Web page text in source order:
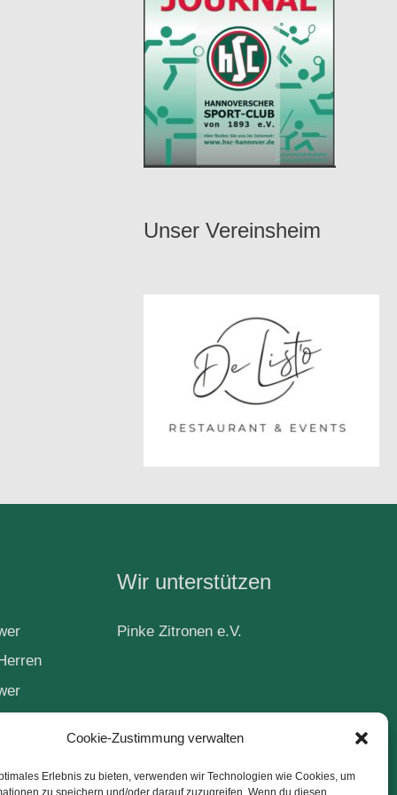
Cookie-Zustimmung verwalten
Erlebnis zu bieten, verwenden wir Technologien wie Cookies, um
zu speichern und/oder darauf zuzugreifen. Wenn du diesen
Unser Vereinsheim
Wir unterstützen
Pinke Zitronen e.V.